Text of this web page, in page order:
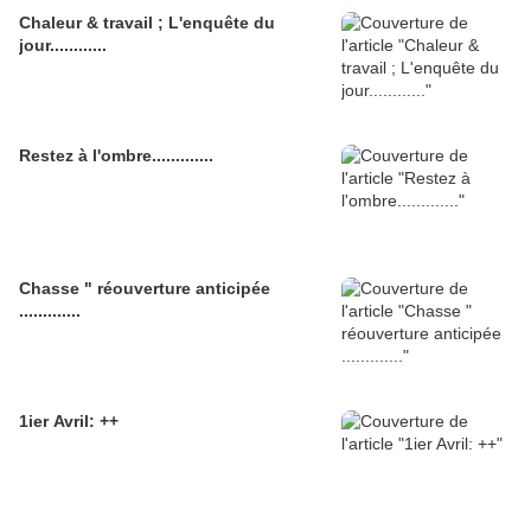
Chaleur & travail ; L'enquête du
jour............
Restez à l'ombre.............
Chasse " réouverture anticipée
.............
1ier Avril: ++